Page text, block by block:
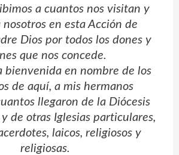
a cuantos nos visitan y
nosotros en esta Acción de
Dios por todos los dones y
que nos concede.
bienvenida en nombre de los
de aquí, a mis hermanos
llegaron de la Diócesis
de otras Iglesias particulares,
laicos, religiosos y
religiosas.